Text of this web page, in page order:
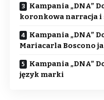
Kampania „DNA”
koronkowa narracja i
Kampania „DNA”
Mariacarla Boscono
Kampania „DNA”
język marki